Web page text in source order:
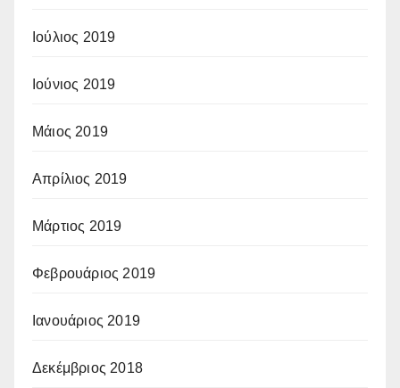
Ιούλιος 2019
Ιούνιος 2019
Μάιος 2019
Απρίλιος 2019
Μάρτιος 2019
Φεβρουάριος 2019
Ιανουάριος 2019
Δεκέμβριος 2018